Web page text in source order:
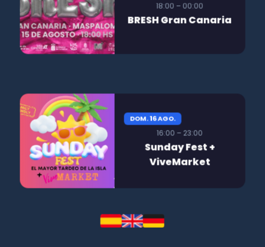
18:00 – 00:00
BRESH Gran Canaria
DOM. 16 AGO.
16:00 – 23:00
Sunday Fest +
ViveMarket